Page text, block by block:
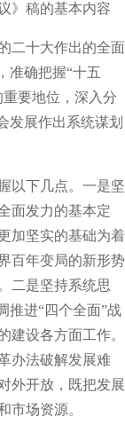
》稿的基本内容
十大作出的全面
准确把握“十五
要地位，深入分
发展作出系统谋划
下几点。一是坚
面发力的基本定
加坚实的基础为着
百年变局的新形势
二是坚持系统思
推进“四个全面”战
建设各方面工作。
办法破解发展难
外开放，既把发展
市场资源。